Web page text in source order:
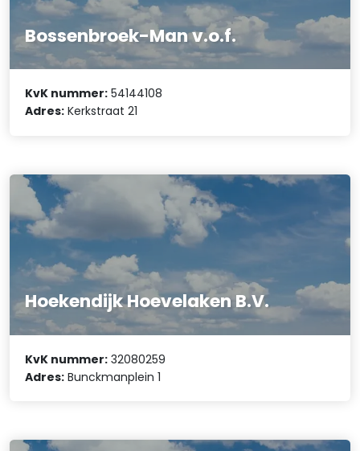
Bossenbroek-Man v.o.f.
KvK nummer: 54144108
Adres: Kerkstraat 21
Hoekendijk Hoevelaken B.V.
KvK nummer: 32080259
Adres: Bunckmanplein 1